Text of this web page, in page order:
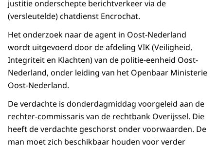
justitie onderschepte berichtverkeer via de
(versleutelde) chatdienst Encrochat.
Het onderzoek naar de agent in Oost-Nederland
wordt uitgevoerd door de afdeling VIK (Veiligheid,
Integriteit en Klachten) van de politie-eenheid Oost-
Nederland, onder leiding van het Openbaar Ministerie
Oost-Nederland.
De verdachte is donderdagmiddag voorgeleid aan de
rechter-commissaris van de rechtbank Overijssel. Die
heeft de verdachte geschorst onder voorwaarden. De
man moet zich beschikbaar houden voor verder